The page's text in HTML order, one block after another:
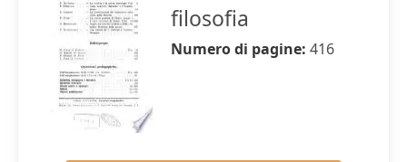
filosofia
Numero di pagine: 416